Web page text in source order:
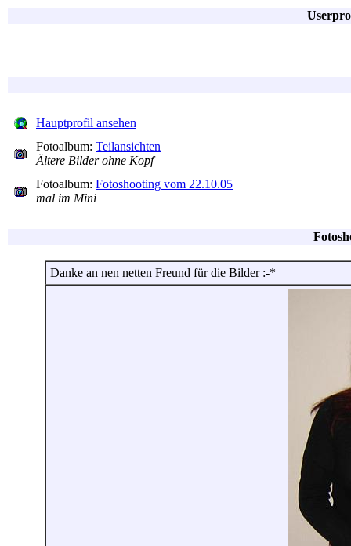
Hauptprofil ansehen
Fotoalbum: Teilansichten
Ältere Bilder ohne Kopf
Fotoalbum: Fotoshooting vom 22.10.05
mal im Mini
Danke an nen netten Freund für die Bilder :-*